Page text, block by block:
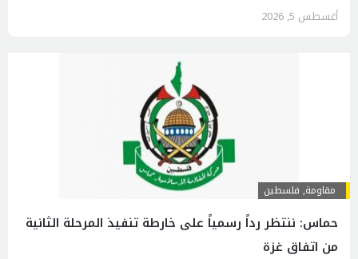
أغسطس 5, 2026
مقاومة, فلسطين
حماس: ننتظر رداً رسمياً على خارطة تنفيذ المرحلة الثانية
من اتفاق غزة